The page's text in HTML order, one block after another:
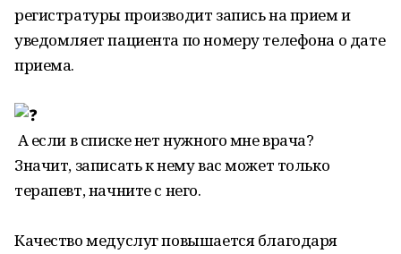
регистратуры производит запись на прием и
уведомляет пациента по номеру телефона о дате
приема.
А если в списке нет нужного мне врача?
Значит, записать к нему вас может только
терапевт, начните с него.
Качество медуслуг повышается благодаря